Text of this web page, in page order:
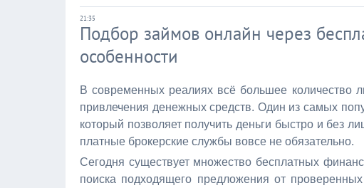
21:35
Подбор займов онлайн через
особенности
В современных реалиях всё большее количество
привлечения денежных средств. Один из самых
который позволяет получить деньги быстро и без
платные брокерские службы вовсе не обязательно.
Сегодня существует множество бесплатных
поиска подходящего предложения от